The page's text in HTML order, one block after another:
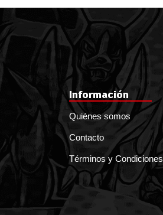
Información
Quiénes somos
Contacto
Términos y Condiciones